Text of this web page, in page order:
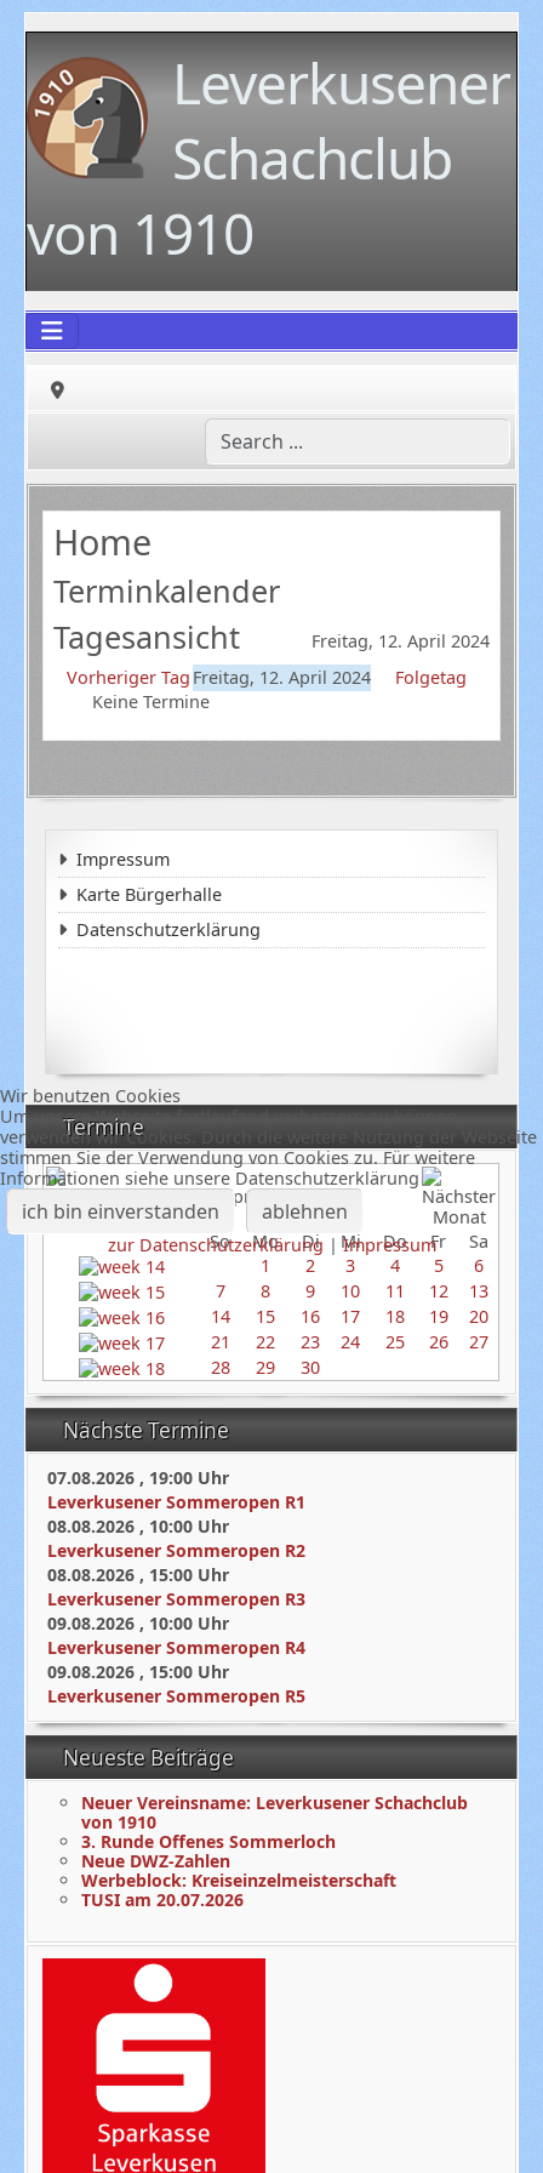
Leverkusener
Schachclub
von 1910
Termine
April 2024
So
Mo Di Mi Do Fr
Sa
1
2 3 4 5
6
7
8 9 10 11 12
13
14
15 16 17 18 19
20
21
22 23 24 25 26
27
28
29 30
Nächste Termine
07.08.2026 , 19:00 Uhr
Leverkusener Sommeropen R1
08.08.2026 , 10:00 Uhr
Leverkusener Sommeropen R2
08.08.2026 , 15:00 Uhr
Leverkusener Sommeropen R3
09.08.2026 , 10:00 Uhr
Leverkusener Sommeropen R4
09.08.2026 , 15:00 Uhr
Leverkusener Sommeropen R5
Neueste Beiträge
Neuer Vereinsname: Leverkusener Schachclub
von 1910
3. Runde Offenes Sommerloch
Neue DWZ-Zahlen
Werbeblock: Kreiseinzelmeisterschaft
TUSI am 20.07.2026
Home
Terminkalender
Tagesansicht
Freitag, 12. April 2024
Vorheriger Tag Freitag, 12. April 2024
Folgetag
Keine Termine
Impressum
Karte Bürgerhalle
Datenschutzerklärung
Wir benutzen Cookies
Um unsere Webseite fortlaufend verbessern zu können,
verwenden wir Cookies. Durch die weitere Nutzung der Webseite
stimmen Sie der Verwendung von Cookies zu. Für weitere
Informationen siehe unsere Datenschutzerklärung
ich bin einverstanden ablehnen
zur Datenschutzerklärung |Impressum